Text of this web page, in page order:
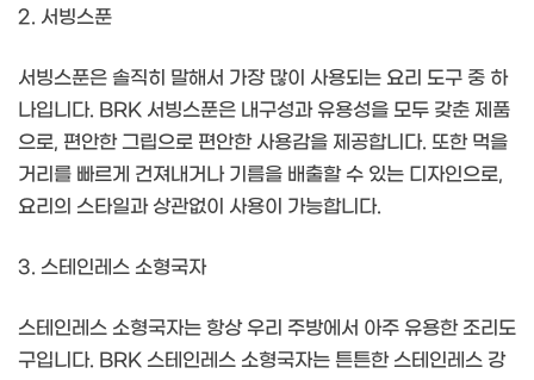
2. 서빙스푼
서빙스푼은 솔직히 말해서 가장 많이 사용되는 요리 도구 중 하
나입니다. BRK 서빙스푼은 내구성과 유용성을 모두 갖춘 제품
으로, 편안한 그립으로 편안한 사용감을 제공합니다. 또한 먹을
거리를 빠르게 건져내거나 기름을 배출할 수 있는 디자인으로,
요리의 스타일과 상관없이 사용이 가능합니다.
3. 스테인레스 소형국자
스테인레스 소형국자는 항상 우리 주방에서 아주 유용한 조리도
구입니다. BRK 스테인레스 소형국자는 튼튼한 스테인레스 강